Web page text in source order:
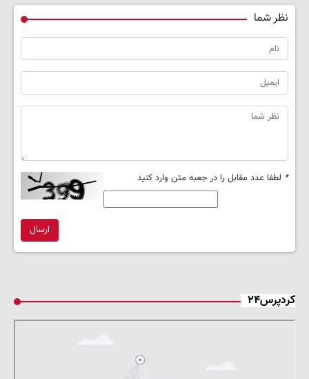
نظر شما
* لطفا عدد مقابل را در جعبه متن وارد کنید
ارسال
کردپرس۲۴